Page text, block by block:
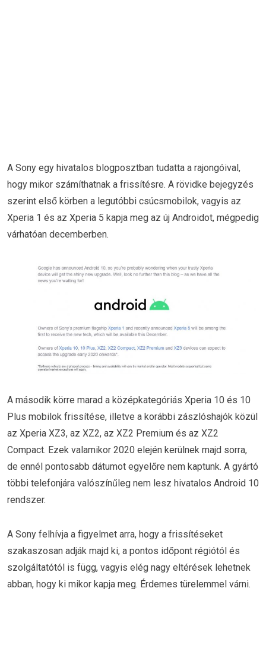
A Sony egy hivatalos blogposztban tudatta a rajongóival,
hogy mikor számíthatnak a frissítésre. A rövidke bejegyzés
szerint első körben a legutóbbi csúcsmobilok, vagyis az
Xperia 1 és az Xperia 5 kapja meg az új Androidot, mégpedig
várhatóan decemberben.
A második körre marad a középkategóriás Xperia 10 és 10
Plus mobilok frissítése, illetve a korábbi zászlóshajók közül
az Xperia XZ3, az XZ2, az XZ2 Premium és az XZ2
Compact. Ezek valamikor 2020 elején kerülnek majd sorra,
de ennél pontosabb dátumot egyelőre nem kaptunk. A gyártó
többi telefonjára valószínűleg nem lesz hivatalos Android 10
rendszer.
A Sony felhívja a figyelmet arra, hogy a frissítéseket
szakaszosan adják majd ki, a pontos időpont régiótól és
szolgáltatótól is függ, vagyis elég nagy eltérések lehetnek
abban, hogy ki mikor kapja meg. Érdemes türelemmel várni.